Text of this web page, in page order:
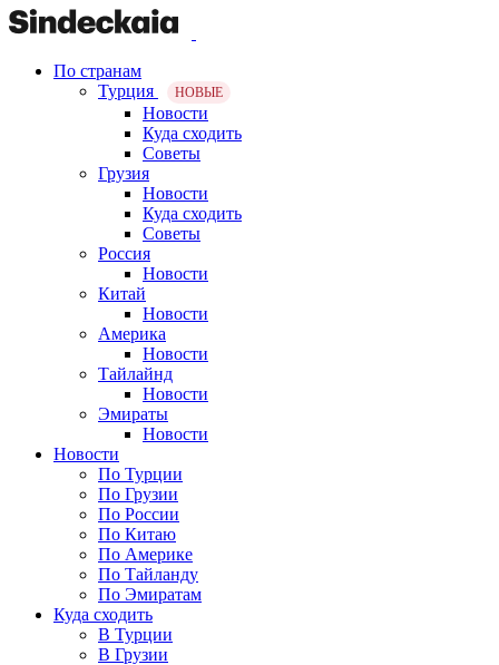
По странам
Турция
НОВЫЕ
Новости
Куда сходить
Советы
Грузия
Новости
Куда сходить
Советы
Россия
Новости
Китай
Новости
Америка
Новости
Тайлайнд
Новости
Эмираты
Новости
Новости
По Турции
По Грузии
По России
По Китаю
По Америке
По Тайланду
По Эмиратам
Куда сходить
В Турции
В Грузии